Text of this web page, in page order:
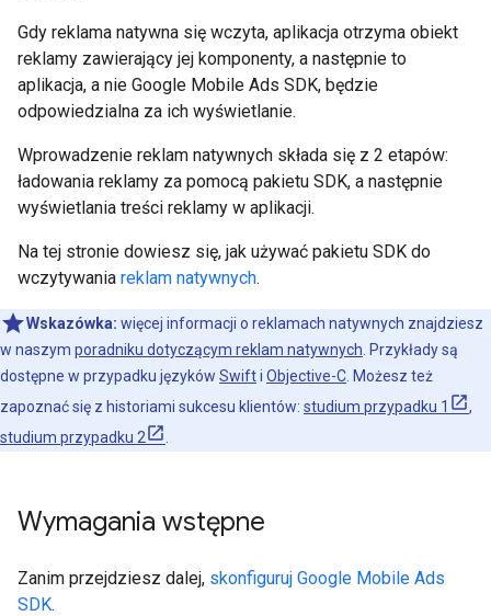
Gdy reklama natywna się wczyta, aplikacja otrzyma obiekt
reklamy zawierający jej komponenty, a następnie to
aplikacja, a nie Google Mobile Ads SDK, będzie
odpowiedzialna za ich wyświetlanie.
Wprowadzenie reklam natywnych składa się z 2 etapów:
ładowania reklamy za pomocą pakietu SDK, a następnie
wyświetlania treści reklamy w aplikacji.
Na tej stronie dowiesz się, jak używać pakietu SDK do
wczytywania reklam natywnych.
Wskazówka: więcej informacji o reklamach natywnych znajdziesz
w naszym poradniku dotyczącym reklam natywnych . Przykłady są
dostępne w przypadku języków Swifti Objective-C . Możesz też
zapoznać się z historiami sukcesu klientów: studium przypadku 1
,
studium przypadku 2
Wymagania wstępne
Zanim przejdziesz dalej, skonfiguruj Google Mobile Ads
SDK.